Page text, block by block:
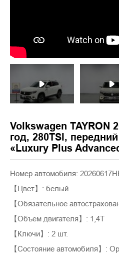
Volkswagen TAYRON
год, 280TSI,
«Luxury Plus
Номер автомобиля:
【Цвет】: белый
【Обязательное
【Объем двигателя】: 1,4T
【Ключи】: 2 шт.
【Состояние автомобиля】: